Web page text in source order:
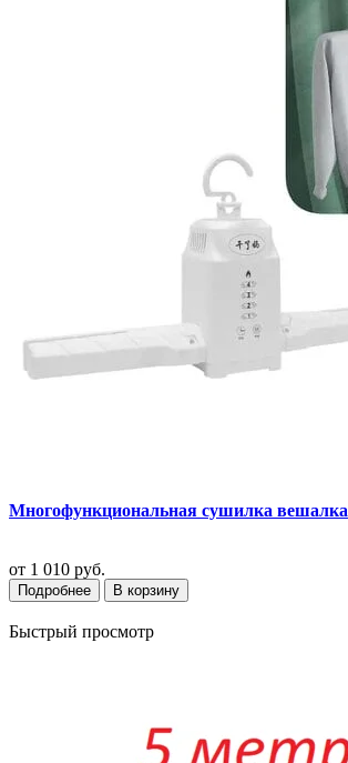
Многофункциональная сушилка вешалка
от 1 010 руб.
Подробнее В корзину
Быстрый просмотр